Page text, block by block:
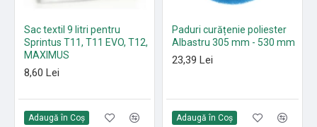
Sac textil 9 litri pentru
Sprintus T11, T11 EVO, T12,
MAXIMUS
8,60 Lei
Adaugă în Coş
Paduri curățenie poliester
Albastru 305 mm - 530 mm
23,39 Lei
Adaugă în Coş